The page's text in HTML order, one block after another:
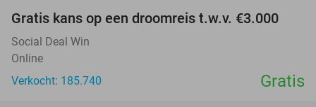
Gratis kans op een droomreis t.w.v. €3.000
Social Deal Win
Online
Verkocht: 185.740
Gratis